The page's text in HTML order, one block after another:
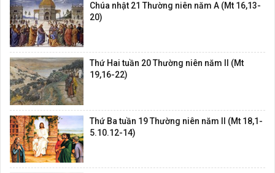
Chúa nhật 21 Thường niên năm A (Mt 16,13-
20)
Thứ Hai tuần 20 Thường niên năm II (Mt
19,16-22)
Thứ Ba tuần 19 Thường niên năm II (Mt 18,1-
5.10.12-14)